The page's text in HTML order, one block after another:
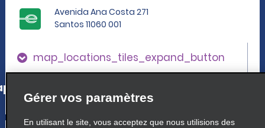
Avenida Ana Costa 271
Santos 11060 001
map_locations_tiles_expand_button
Gérer vos paramètres
En utilisant le site, vous acceptez que nous utilisions des